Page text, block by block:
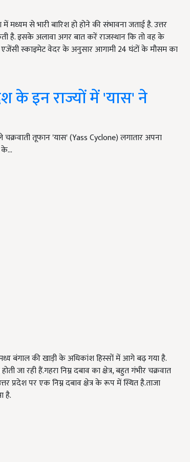
मध्यम से भारी बारिश हो होने की संभावना जताई है. उत्तर
है. इसके अलावा अगर बात करें राजस्थान कि तो वह के
स्काइमेट वेदर के अनुसार आगामी 24 घंटों के मौसम का
के इन राज्यों में 'यास' ने
तूफान 'यास' (Yass Cyclone) लगातार अपना
के…
मध्य बंगाल की खाड़ी के अधिकांश हिस्सों में आगे बढ़ गया है.
रही हैं.गहरा निम्न दबाव का क्षेत्र, बहुत गंभीर चक्रवात
प्रदेश पर एक निम्न दबाव क्षेत्र के रूप में स्थित है.ताजा
है.